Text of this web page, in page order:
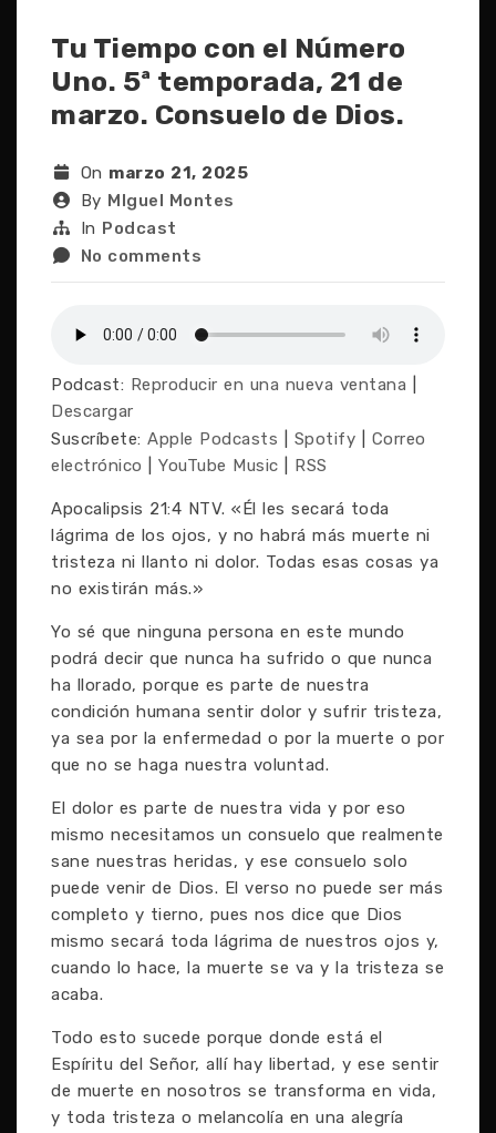
Tu Tiempo con el Número
Uno. 5ª temporada, 21 de
marzo. Consuelo de Dios.
On marzo 21, 2025
By MIguel Montes
In Podcast
No comments
Podcast: Reproducir en una nueva ventana
Descargar
Suscríbete: Apple Podcasts Spotify
Correo
electrónico
YouTube Music RSS
Apocalipsis 21:4 NTV. «Él les secará toda
lágrima de los ojos, y no habrá más muerte ni
tristeza ni llanto ni dolor. Todas esas cosas ya
no existirán más.»
Yo sé que ninguna persona en este mundo
podrá decir que nunca ha sufrido o que nunca
ha llorado, porque es parte de nuestra
condición humana sentir dolor y sufrir tristeza,
ya sea por la enfermedad o por la muerte o por
que no se haga nuestra voluntad.
El dolor es parte de nuestra vida y por eso
mismo necesitamos un consuelo que realmente
sane nuestras heridas, y ese consuelo solo
puede venir de Dios. El verso no puede ser más
completo y tierno, pues nos dice que Dios
mismo secará toda lágrima de nuestros ojos y,
cuando lo hace, la muerte se va y la tristeza se
acaba.
Todo esto sucede porque donde está el
Espíritu del Señor, allí hay libertad, y ese sentir
de muerte en nosotros se transforma en vida,
y toda tristeza o melancolía en una alegría